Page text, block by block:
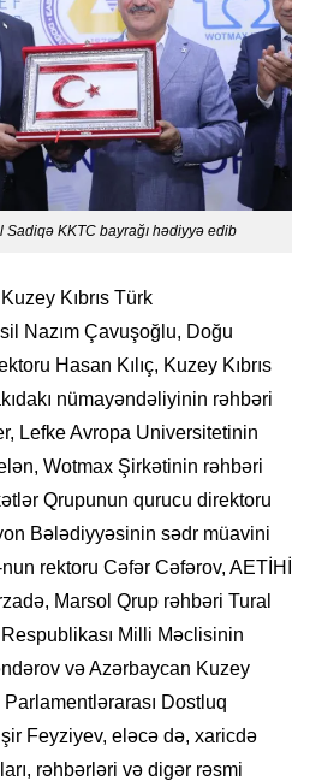
Sadiqə KKTC bayrağı hədiyyə edib
Kıbrıs Türk
Nazım Çavuşoğlu, Doğu
Hasan Kılıç, Kuzey Kıbrıs
nümayəndəliyinin rəhbəri
Lefke Avropa Universitetinin
Wotmax Şirkətinin rəhbəri
Qrupunun qurucu direktoru
Bələdiyyəsinin sədr müavini
rektoru Cəfər Cəfərov, AETİHİ
Marsol Qrup rəhbəri Tural
Milli Məclisinin
və Azərbaycan Kuzey
Parlamentlərarası Dostluq
Feyziyev, eləcə də, xaricdə
rəhbərləri və digər rəsmi